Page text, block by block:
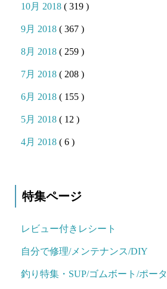
10月 2018( 319 )
9月 2018( 367 )
8月 2018( 259 )
7月 2018( 208 )
6月 2018( 155 )
5月 2018( 12 )
4月 2018( 6 )
特集ページ
レビュー付きレシート
自分で修理/メンテナンス/DIY
釣り特集・SUP/ゴムボート/ポー